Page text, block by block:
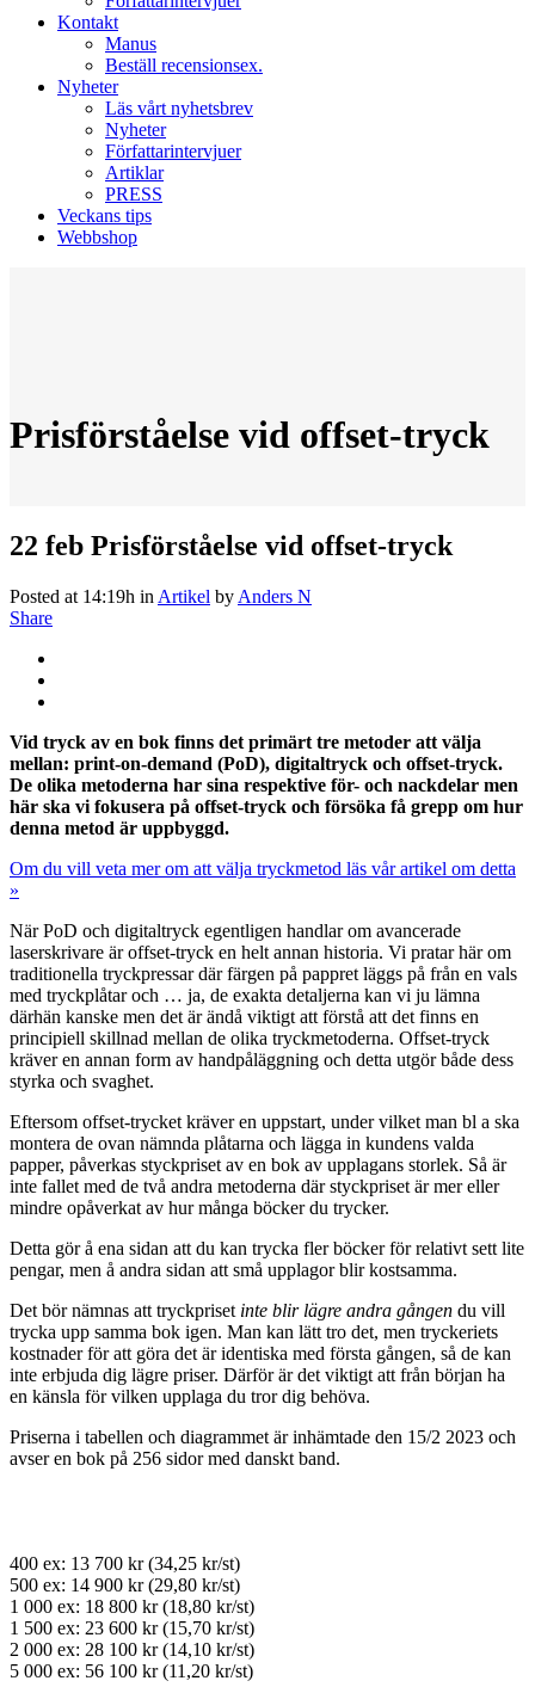
Kontakt
Manus
Beställ recensionsex.
Nyheter
Läs vårt nyhetsbrev
Nyheter
Författarintervjuer
Artiklar
PRESS
Veckans tips
Webbshop
Prisförståelse vid offset-tryck
22 feb Prisförståelse vid offset-tryck
Posted at 14:19h in Artikel by Anders N
Share
Vid tryck av en bok finns det primärt tre metoder att välja
mellan: print-on-demand (PoD), digitaltryck och offset-tryck.
De olika metoderna har sina respektive för- och nackdelar men
här ska vi fokusera på offset-tryck och försöka få grepp om hur
denna metod är uppbyggd.
Om du vill veta mer om att välja tryckmetod läs vår artikel om detta
»
När PoD och digitaltryck egentligen handlar om avancerade
laserskrivare är offset-tryck en helt annan historia. Vi pratar här om
traditionella tryckpressar där färgen på pappret läggs på från en vals
med tryckplåtar och … ja, de exakta detaljerna kan vi ju lämna
därhän kanske men det är ändå viktigt att förstå att det finns en
principiell skillnad mellan de olika tryckmetoderna. Offset-tryck
kräver en annan form av handpåläggning och detta utgör både dess
styrka och svaghet.
Eftersom offset-trycket kräver en uppstart, under vilket man bl a ska
montera de ovan nämnda plåtarna och lägga in kundens valda
papper, påverkas styckpriset av en bok av upplagans storlek. Så är
inte fallet med de två andra metoderna där styckpriset är mer eller
mindre opåverkat av hur många böcker du trycker.
Detta gör å ena sidan att du kan trycka fler böcker för relativt sett lite
pengar, men å andra sidan att små upplagor blir kostsamma.
Det bör nämnas att tryckpriset inte blir lägre andra gången du vill
trycka upp samma bok igen. Man kan lätt tro det, men tryckeriets
kostnader för att göra det är identiska med första gången, så de kan
inte erbjuda dig lägre priser. Därför är det viktigt att från början ha
en känsla för vilken upplaga du tror dig behöva.
Priserna i tabellen och diagrammet är inhämtade den 15/2 2023 och
avser en bok på 256 sidor med danskt band.
400 ex: 13 700 kr (34,25 kr/st)
500 ex: 14 900 kr (29,80 kr/st)
1 000 ex: 18 800 kr (18,80 kr/st)
1 500 ex: 23 600 kr (15,70 kr/st)
2 000 ex: 28 100 kr (14,10 kr/st)
5 000 ex: 56 100 kr (11,20 kr/st)